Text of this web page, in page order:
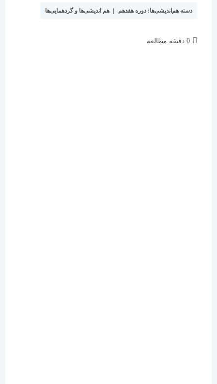
دسته هم‌اندیشی‌ها:دوره هفدهم | هم اندیشی‌ها و گردهمایی‌ها